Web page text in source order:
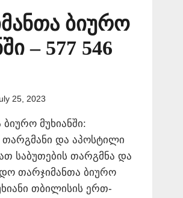
ბიურო
– 577 546
25, 2023
მუხიანში:
და აპოსტილი
საბუთების თარგმნა და
თარჯიმანთა ბიურო
თბილისის ერთ-